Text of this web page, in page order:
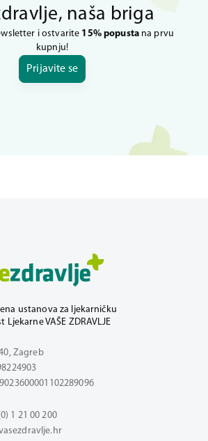
naša briga
i ostvarite 15% popustana prvu
kupnju!
Prijavite se
ustanova za ljekarničku
Ljekarne VAŠE ZDRAVLJE
Zagreb
1 21 00 200